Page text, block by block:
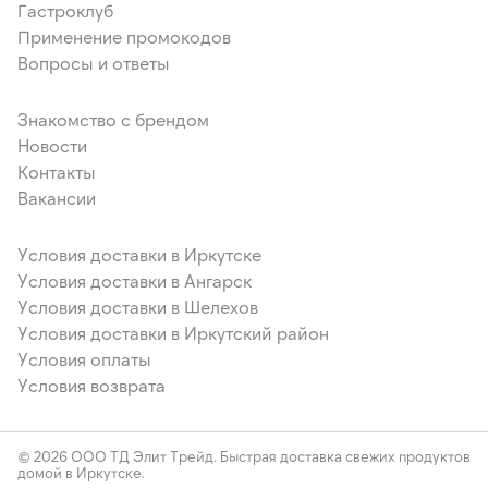
Гастроклуб
Применение промокодов
Вопросы и ответы
Знакомство с брендом
Новости
Контакты
Вакансии
Условия доставки в Иркутске
Условия доставки в Ангарск
Условия доставки в Шелехов
Условия доставки в Иркутский район
Условия оплаты
Условия возврата
© 2026 ООО ТД Элит Трейд. Быстрая доставка свежих продуктов
домой в Иркутске.